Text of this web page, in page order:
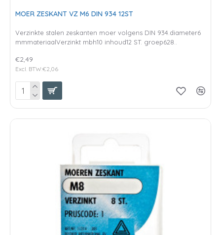
MOER ZESKANT VZ M6 DIN 934 12ST
Verzinkte stalen zeskanten moer volgens DIN 934.diameter6
mmmateriaalVerzinkt mbh10 inhoud12 ST. groep628..
€2,49
Excl. BTW:€2,06